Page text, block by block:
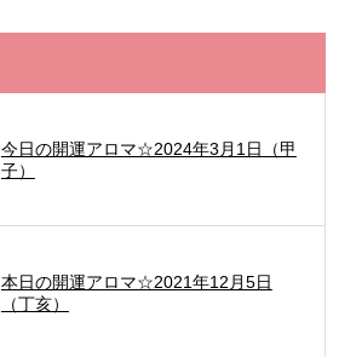
今日の開運アロマ☆2024年3月1日（甲
子）
本日の開運アロマ☆2021年12月5日
（丁亥）